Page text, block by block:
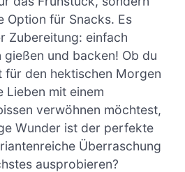
Option für Snacks. Es
Zubereitung: einfach
gießen und backen! Ob du
für den hektischen Morgen
Lieben mit einem
verwöhnen möchtest,
Wunder ist der perfekte
Überraschung
ausprobieren?